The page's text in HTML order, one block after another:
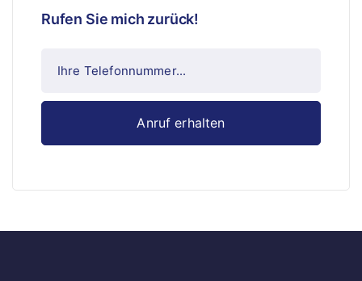
Rufen Sie mich zurück!